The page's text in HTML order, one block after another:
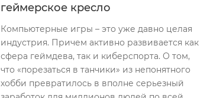
геймерское кресло
Компьютерные игры – это уже давно целая
индустрия. Причем активно развивается как
сфера геймдева, так и киберспорта. О том,
что «порезаться в танчики» из непонятного
хобби превратилось в вполне серьезный